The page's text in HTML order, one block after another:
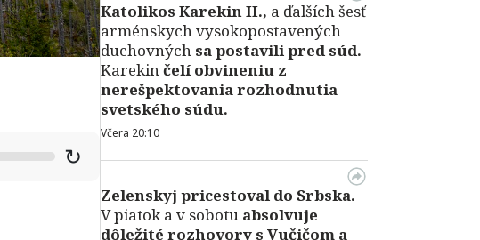
↻
Katolikos Karekin II., a ďalších šesť
arménskych vysokopostavených
duchovných sa postavili pred súd.
Karekinčelí obvineniu z
nerešpektovania rozhodnutia
svetského súdu.
Včera 20:10
Zelenskyj pricestoval do Srbska.
V piatok a v sobotu absolvuje
dôležité rozhovory s Vučičom a